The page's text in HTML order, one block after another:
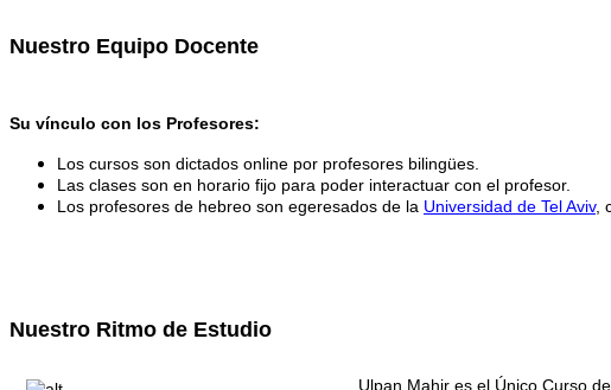
Nuestro Equipo Docente
Su vínculo con los Profesores:
Los cursos son dictados online por profesores bilingües.
Las clases son en horario fijo para poder interactuar con el profesor.
Los profesores de hebreo son egeresados de la Universidad de Tel Aviv,
Nuestro Ritmo de Estudio
Ulpan Mahir es el Único Curso